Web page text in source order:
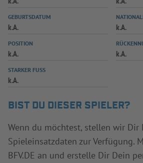
GEBURTSDATUM
k.A. k.A.
POSITION
k.A. k.A.
STARKER FUSS
k.A.
BIST DU DIESER SPIELER?
Wenn du möchtest, stellen wir
Spieleinsatzdaten zur Verfügung.
BFV.DE an und erstelle Dir Dein